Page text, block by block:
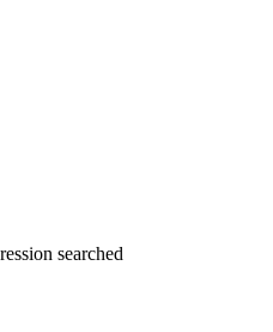
searched